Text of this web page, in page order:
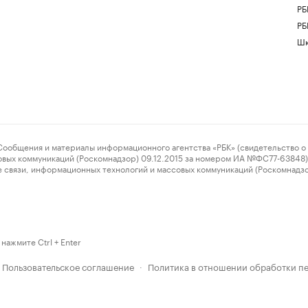
и материалы информационного агентства «РБК» (свидетельство о
коммуникаций (Роскомнадзор) 09.12.2015 за номером ИА №ФС77-63848)
информационных технологий и массовых коммуникаций
Ctrl + Enter
Пользовательское соглашение · Политика в отношении обработки